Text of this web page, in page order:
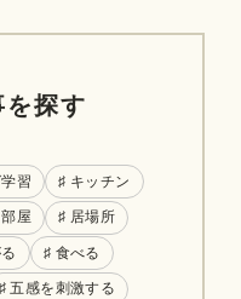
探す
習 ♯ キッチン
屋 ♯ 居場所
♯ 食べる
♯ 五感を刺激する